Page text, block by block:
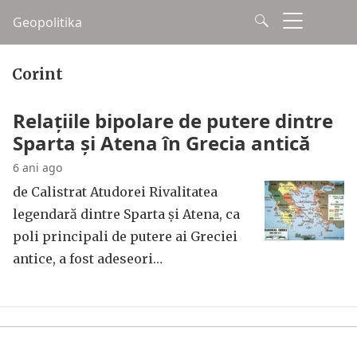
Geopolitika
Corint
Relațiile bipolare de putere dintre
Sparta și Atena în Grecia antică
6 ani ago
de Calistrat Atudorei Rivalitatea
legendară dintre Sparta și Atena, ca
poli principali de putere ai Greciei
antice, a fost adeseori…